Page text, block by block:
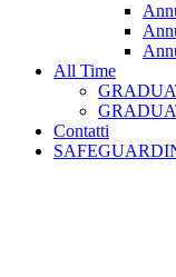
All Time
Contatti